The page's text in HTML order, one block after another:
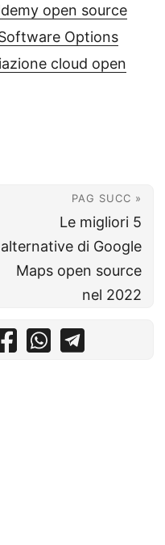
open source
Options
cloud open
PAG SUCC »
Le migliori 5
alternative di Google
Maps open source
nel 2022